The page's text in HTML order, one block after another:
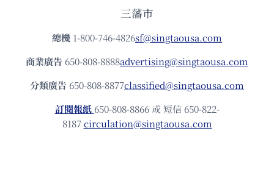
三藩市
總機 1-800-746-4826sf@singtaousa.com
商業廣告 650-808-8888advertising@singtaousa.com
分類廣告 650-808-8877classified@singtaousa.com
訂閱報紙 650-808-8866 或 短信 650-822-
8187circulation@singtaousa.com